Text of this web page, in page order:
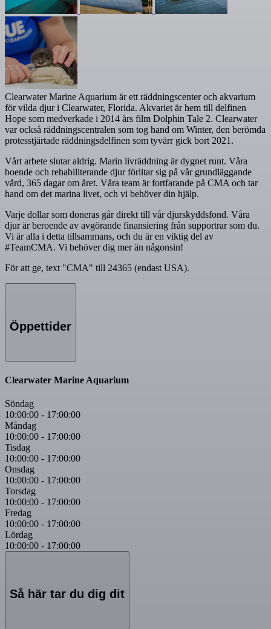
Clearwater Marine Aquarium är ett räddningscenter och akvarium
för vilda djur i Clearwater, Florida. Akvariet är hem till delfinen
Hope som medverkade i 2014 års film Dolphin Tale 2. Clearwater
var också räddningscentralen som tog hand om Winter, den berömda
protesstjärtade räddningsdelfinen som tyvärr gick bort 2021.
Vårt arbete slutar aldrig. Marin livräddning är dygnet runt. Våra
boende och rehabiliterande djur förlitar sig på vår grundläggande
vård, 365 dagar om året. Våra team är fortfarande på CMA och tar
hand om det marina livet, och vi behöver din hjälp.
Varje dollar som doneras går direkt till vår djurskyddsfond. Våra
djur är beroende av avgörande finansiering från supportrar som du.
Vi är alla i detta tillsammans, och du är en viktig del av
#TeamCMA. Vi behöver dig mer än någonsin!
För att ge, text "CMA" till 24365 (endast USA).
Öppettider
Clearwater Marine Aquarium
Söndag
10:00:00 - 17:00:00
Måndag
10:00:00 - 17:00:00
Tisdag
10:00:00 - 17:00:00
Onsdag
10:00:00 - 17:00:00
Torsdag
10:00:00 - 17:00:00
Fredag
10:00:00 - 17:00:00
Lördag
10:00:00 - 17:00:00
Så här tar du dig dit